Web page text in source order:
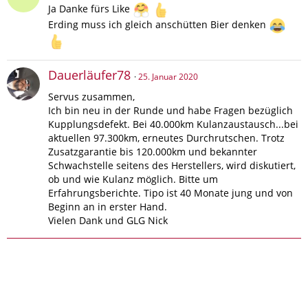
Ja Danke fürs Like
Erding muss ich gleich anschütten Bier denken
Dauerläufer78 25. Januar 2020
Servus zusammen,
Ich bin neu in der Runde und habe Fragen bezüglich
Kupplungsdefekt. Bei 40.000km Kulanzaustausch...bei
aktuellen 97.300km, erneutes Durchrutschen. Trotz
Zusatzgarantie bis 120.000km und bekannter
Schwachstelle seitens des Herstellers, wird diskutiert,
ob und wie Kulanz möglich. Bitte um
Erfahrungsberichte. Tipo ist 40 Monate jung und von
Beginn an in erster Hand.
Vielen Dank und GLG Nick